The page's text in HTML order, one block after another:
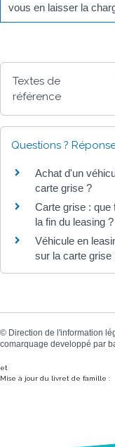
vous en laisser la
Textes de
référence
Questions ?
Achat d'un
carte grise ?
Carte grise : que
la fin du leasing ?
Véhicule en
sur la carte grise
© Direction de l'information
comarquage developpé par
et
Mise à jour du livret de famille :